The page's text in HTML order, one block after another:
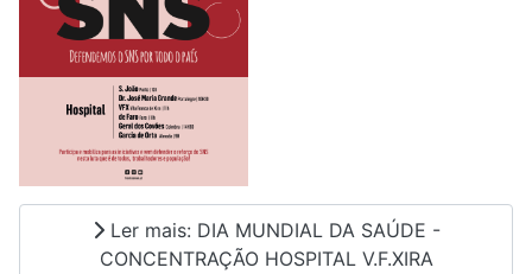
Ler mais: DIA MUNDIAL DA SAÚDE -
CONCENTRAÇÃO HOSPITAL V.F.XIRA